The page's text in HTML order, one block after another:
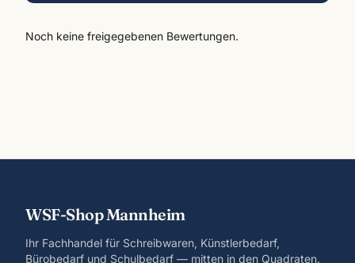
Noch keine freigegebenen Bewertungen.
WSF-Shop Mannheim
Ihr Fachhandel für Schreibwaren, Künstlerbedarf,
Bürobedarf und Schulbedarf — mitten in den Quadraten.